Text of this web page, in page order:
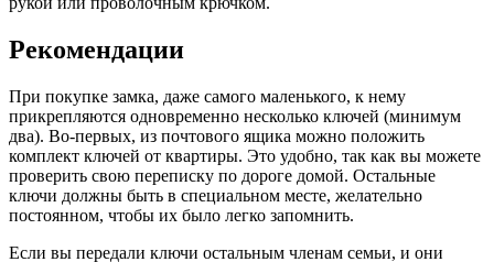
Рекомендации
При покупке замка, даже самого маленького, к нему
прикрепляются одновременно несколько ключей (минимум
два). Во-первых, из почтового ящика можно положить
комплект ключей от квартиры. Это удобно, так как вы можете
проверить свою переписку по дороге домой. Остальные
ключи должны быть в специальном месте, желательно
постоянном, чтобы их было легко запомнить.
Если вы передали ключи остальным членам семьи, и они